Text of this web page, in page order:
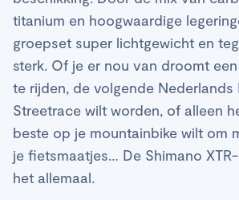
titanium en hoogwaardige
groepset super lichtgewicht en
sterk. Of je er nou van droomt
te rijden, de volgende Nederlands
Streetrace wilt worden, of alleen
beste op je mountainbike wilt om
je fietsmaatjes… De Shimano
het allemaal.